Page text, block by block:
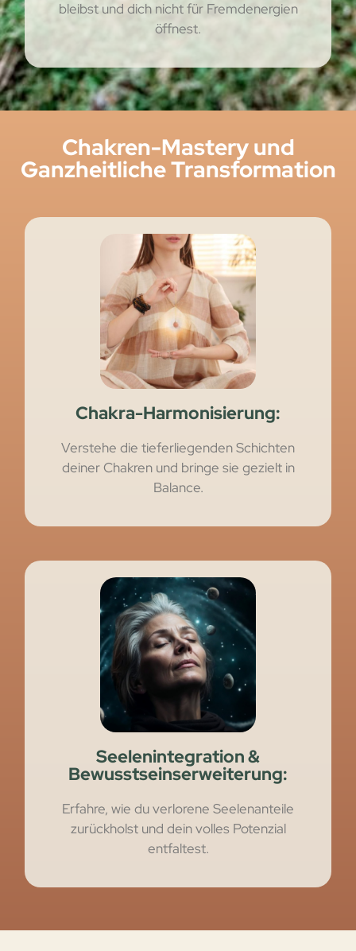
bleibst und dich nicht für Fremdenergien
öffnest.
Chakren-Mastery und
Ganzheitliche Transformation
Chakra-Harmonisierung:
Verstehe die tieferliegenden Schichten
deiner Chakren und bringe sie gezielt in
Balance.
Seelenintegration &
Bewusstseinserweiterung:
Erfahre, wie du verlorene Seelenanteile
zurückholst und dein volles Potenzial
entfaltest.